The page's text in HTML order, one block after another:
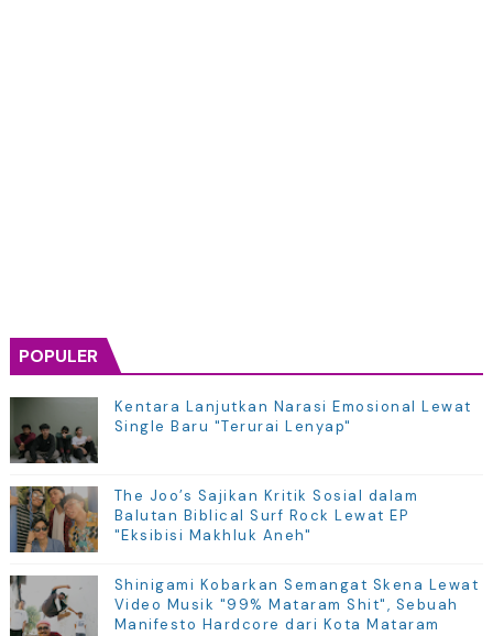
POPULER
Kentara Lanjutkan Narasi Emosional Lewat
Single Baru "Terurai Lenyap"
The Joo’s Sajikan Kritik Sosial dalam
Balutan Biblical Surf Rock Lewat EP
"Eksibisi Makhluk Aneh"
Shinigami Kobarkan Semangat Skena Lewat
Video Musik "99% Mataram Shit", Sebuah
Manifesto Hardcore dari Kota Mataram